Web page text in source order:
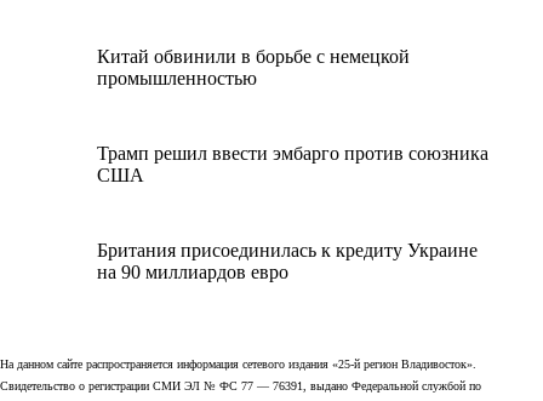
Китай обвинили в борьбе с немецкой
промышленностью
Трамп решил ввести эмбарго против союзника
США
Британия присоединилась к кредиту Украине
на 90 миллиардов евро
На данном сайте распространяется информация сетевого издания «25-й регион Владивосток».
Свидетельство о регистрации СМИ ЭЛ № ФС 77 — 76391, выдано Федеральной службой по